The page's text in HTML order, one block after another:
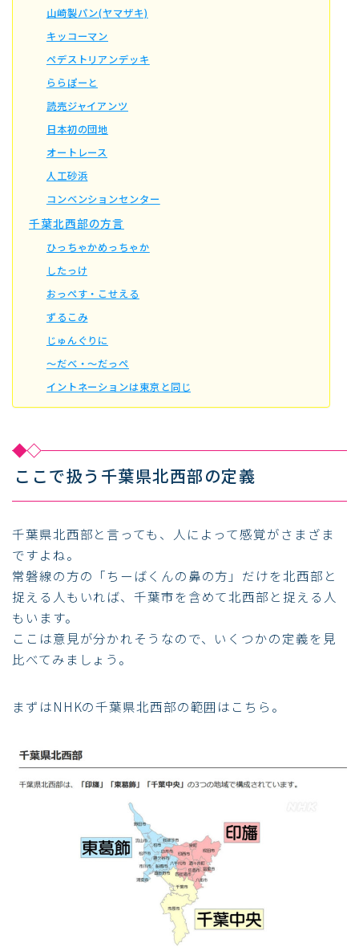
山崎製パン(ヤマザキ)
キッコーマン
ペデストリアンデッキ
ららぽーと
読売ジャイアンツ
日本初の団地
オートレース
人工砂浜
コンベンションセンター
千葉北西部の方言
ひっちゃかめっちゃか
したっけ
おっぺす・こせえる
ずるこみ
じゅんぐりに
～だべ・～だっぺ
イントネーションは東京と同じ
ここで扱う千葉県北西部の定義
千葉県北西部と言っても、人によって感覚がさまざま
ですよね。
常磐線の方の「ちーばくんの鼻の方」だけを北西部と
捉える人もいれば、千葉市を含めて北西部と捉える人
もいます。
ここは意見が分かれそうなので、いくつかの定義を見
比べてみましょう。
まずはNHKの千葉県北西部の範囲はこちら。